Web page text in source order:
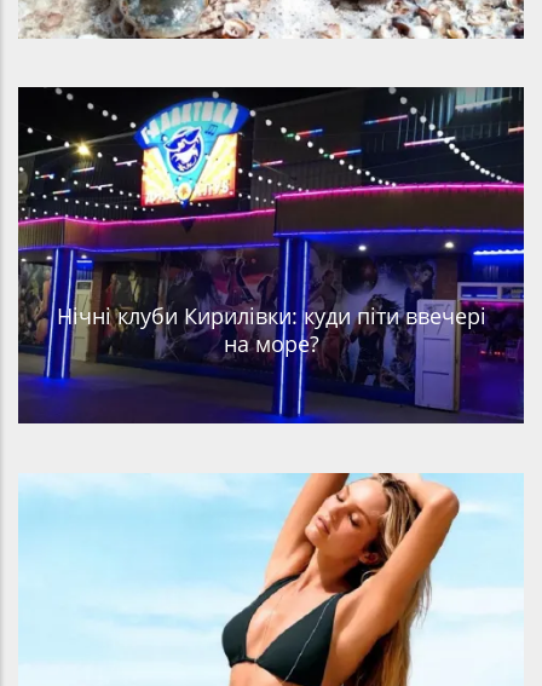
Нічні клуби Кирилівки: куди піти ввечері
на море?